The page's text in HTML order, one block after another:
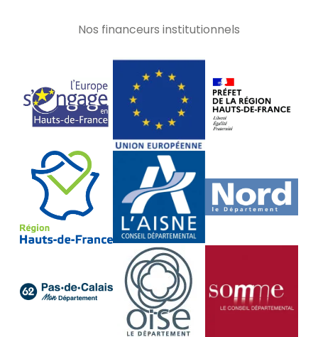
Nos financeurs institutionnels